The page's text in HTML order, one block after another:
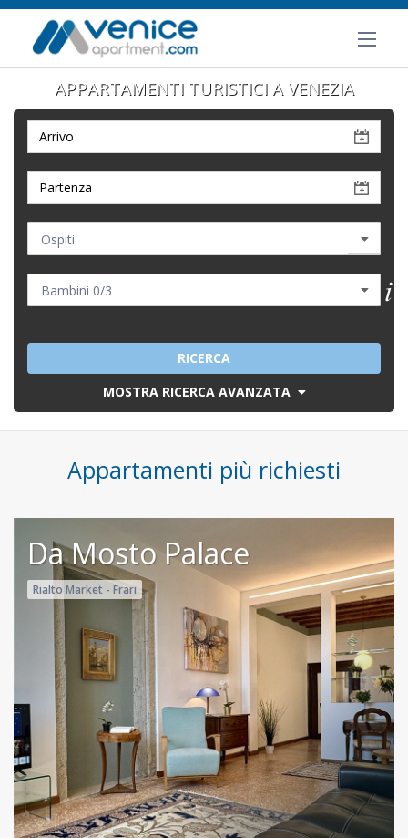
APPARTAMENTI TURISTICI A VENEZIA
RICERCA
MOSTRA RICERCA AVANZATA
Appartamenti più richiesti
Da Mosto Palace
Rialto Market - Frari